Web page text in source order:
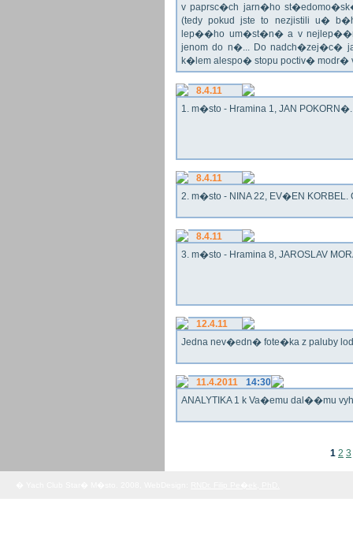
v paprsc�ch jarn�ho
(tedy pokud jste to nezjistili u�
lep��ho um�st�n� a v
jenom do n�... Do nadch�zej�c�
k�lem alespo� stopu poctiv�
8.4.11
1. m�sto - Hramina 1, JAN
8.4.11
2. m�sto - NINA 22, EV�EN KORBEL.
8.4.11
3. m�sto - Hramina 8, JAROSLAV
12.4.11
Jedna nev�edn� fote�ka z paluby
11.4.2011
14:30
ANALYTIKA 1 k Va�emu dal��mu
1 2 3